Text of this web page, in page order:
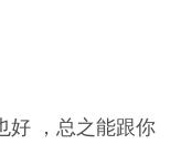
好 ，总之能跟你